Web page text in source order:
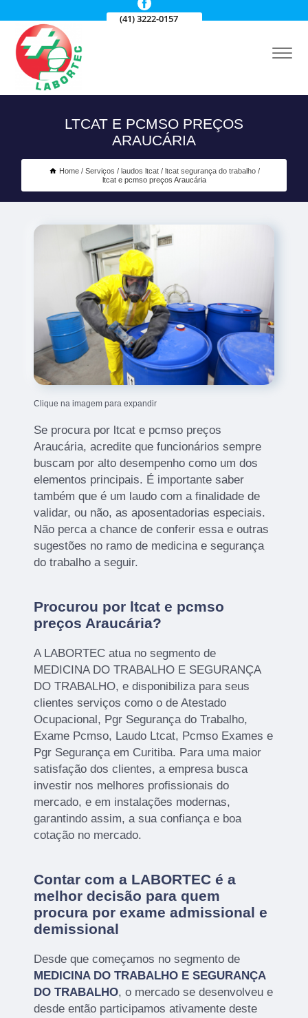
(41) 3222-0157
LTCAT E PCMSO PREÇOS
ARAUCÁRIA
Home Serviços laudos ltcat
ltcat segurança do trabalho
ltcat e pcmso preços Araucária
Clique na imagem para expandir
Se procura por ltcat e pcmso preços
Araucária, acredite que funcionários sempre
buscam por alto desempenho como um dos
elementos principais. É importante saber
também que é um laudo com a finalidade de
validar, ou não, as aposentadorias especiais.
Não perca a chance de conferir essa e outras
sugestões no ramo de medicina e segurança
do trabalho a seguir.
Procurou por ltcat e pcmso
preços Araucária?
A LABORTEC atua no segmento de
MEDICINA DO TRABALHO E SEGURANÇA
DO TRABALHO, e disponibiliza para seus
clientes serviços como o de Atestado
Ocupacional, Pgr Segurança do Trabalho,
Exame Pcmso, Laudo Ltcat, Pcmso Exames e
Pgr Segurança em Curitiba. Para uma maior
satisfação dos clientes, a empresa busca
investir nos melhores profissionais do
mercado, e em instalações modernas,
garantindo assim, a sua confiança e boa
cotação no mercado.
Contar com a LABORTEC é a
melhor decisão para quem
procura por exame admissional e
demissional
Desde que começamos no segmento de
MEDICINA DO TRABALHO E SEGURANÇA
DO TRABALHO, o mercado se desenvolveu e
desde então participamos ativamente deste